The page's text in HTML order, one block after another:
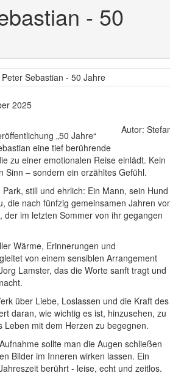
- 50
2025
Autor:
„50 Jahre“
eine tief berührende
zu einer emotionalen Reise einlädt. Kein
Sinn – sondern ein erzähltes Gefühl.
still und ehrlich: Ein Mann, sein Hund
die nach fünfzig gemeinsamen Jahren
der im letzten Sommer von ihr gegangen
Wärme, Erinnerungen und
von einem sensiblen Arrangement
Lamster, das die Worte sanft tragt und
über Liebe, Loslassen und die Kraft des
daran, wie wichtig es ist, hinzusehen, zu
Leben mit dem Herzen zu begegnen.
sollte man die Augen schließen
Bilder im Inneren wirken lassen. Ein
berührt - leise, echt und zeitlos.